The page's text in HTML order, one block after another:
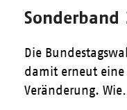
Sonderband
Die
damit erneut
Veränderung.